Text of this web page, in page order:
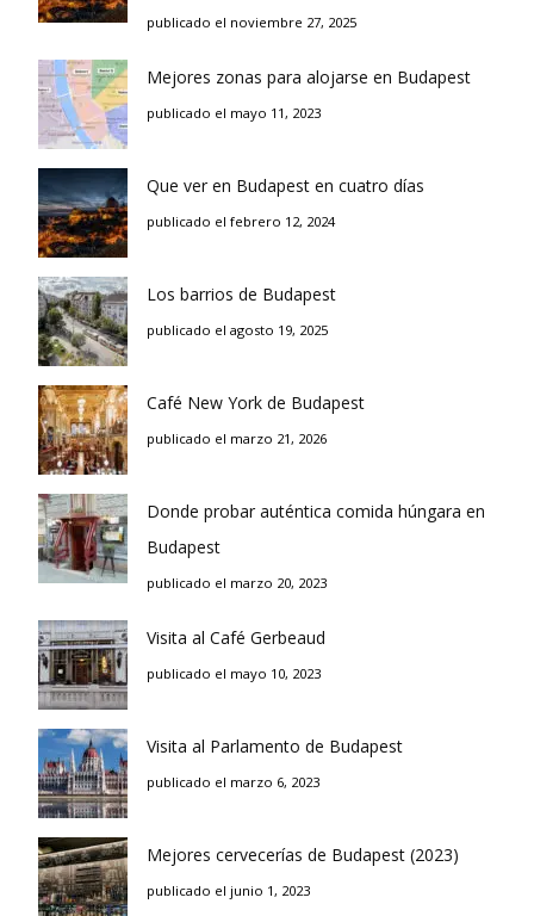
publicado el noviembre 27, 2025
Mejores zonas para alojarse en Budapest
publicado el mayo 11, 2023
Que ver en Budapest en cuatro días
publicado el febrero 12, 2024
Los barrios de Budapest
publicado el agosto 19, 2025
Café New York de Budapest
publicado el marzo 21, 2026
Donde probar auténtica comida húngara en
Budapest
publicado el marzo 20, 2023
Visita al Café Gerbeaud
publicado el mayo 10, 2023
Visita al Parlamento de Budapest
publicado el marzo 6, 2023
Mejores cervecerías de Budapest (2023)
publicado el junio 1, 2023